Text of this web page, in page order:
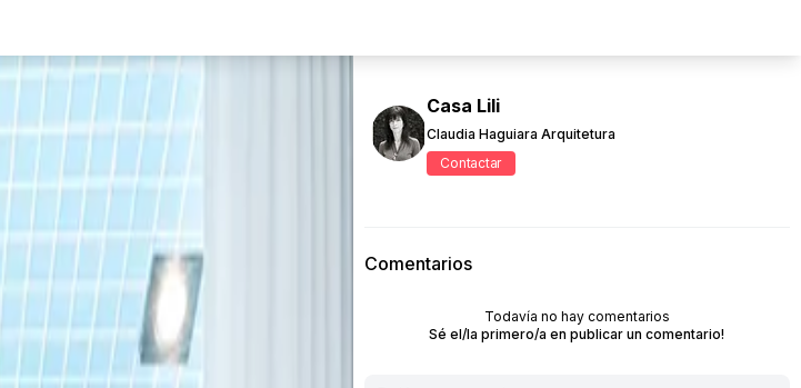
Casa Lili
Claudia Haguiara Arquitetura
Contactar
Comentarios
Todavía no hay comentarios
Sé el/la primero/a en publicar un comentario!